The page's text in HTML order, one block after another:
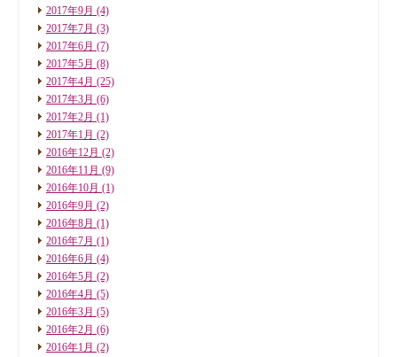
2017年9月 (4)
2017年7月 (3)
2017年6月 (7)
2017年5月 (8)
2017年4月 (25)
2017年3月 (6)
2017年2月 (1)
2017年1月 (2)
2016年12月 (2)
2016年11月 (9)
2016年10月 (1)
2016年9月 (2)
2016年8月 (1)
2016年7月 (1)
2016年6月 (4)
2016年5月 (2)
2016年4月 (5)
2016年3月 (5)
2016年2月 (6)
2016年1月 (2)